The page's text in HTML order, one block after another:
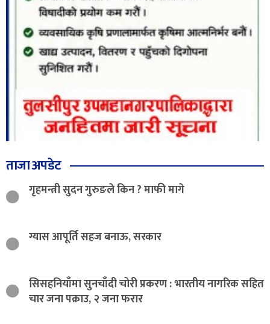
ताजा अपडेट
गृहमन्त्री सुदन गुरुङले किन ? माफी मागे
ग्यास आपूर्ति सहज बनाऊ, सरकार
सिसहनियाँमा सुनचाँदी चोरी प्रकरण : भारतीय नागरिक सहित
चार जना पक्राउ, २ जना फरार